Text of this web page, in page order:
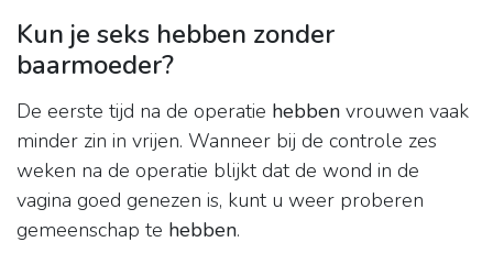
Kun je seks hebben zonder
baarmoeder?
De eerste tijd na de operatie hebben vrouwen vaak
minder zin in vrijen. Wanneer bij de controle zes
weken na de operatie blijkt dat de wond in de
vagina goed genezen is, kunt u weer proberen
gemeenschap te hebben.